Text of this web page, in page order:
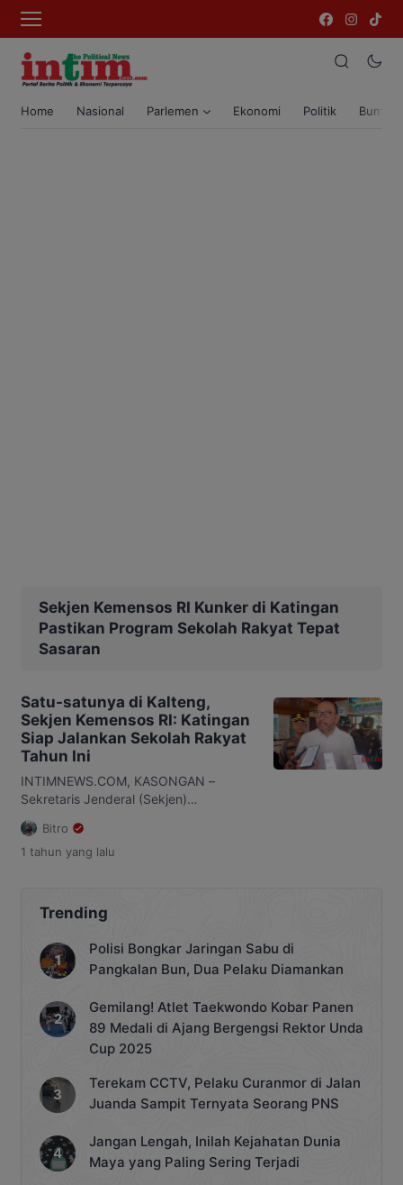
Home Nasional Parlemen Ekonomi Politik Bumi
Sekjen Kemensos RI Kunker di Katingan
Pastikan Program Sekolah Rakyat Tepat
Sasaran
Satu-satunya di Kalteng,
Sekjen Kemensos RI: Katingan
Siap Jalankan Sekolah Rakyat
Tahun Ini
INTIMNEWS.COM, KASONGAN –
Sekretaris Jenderal (Sekjen)
Republik Indonesia, Robben Rico,
memastikan penerima manfaat
kerja ke Kabupaten Katingan. Ia
mengatakan program Sekolah Rakyat
bertujuan memberikan kesempatan
kepada anak-anak usia sekolah dari
keluarga kurang mampu dan dianggap
tingkat dasar. Para […]
Bitro
1 tahun yang lalu
Trending
Polisi Bongkar Jaringan Sabu di
Pangkalan Bun, Dua Pelaku Diamankan
Gemilang! Atlet Taekwondo Kobar Panen
89 Medali di Ajang Bergengsi Rektor Unda
Cup 2025
Terekam CCTV, Pelaku Curanmor di Jalan
Juanda Sampit Ternyata Seorang PNS
Jangan Lengah, Inilah Kejahatan Dunia
Maya yang Paling Sering Terjadi